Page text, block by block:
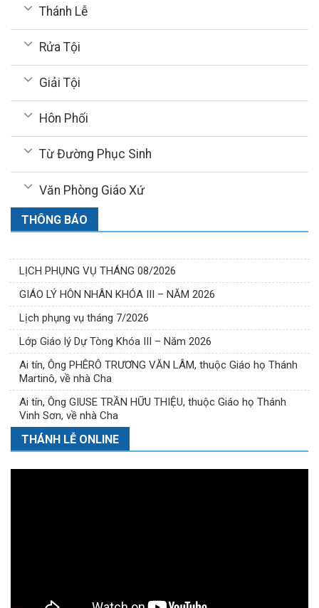
Thánh Lễ
Rửa Tội
Giải Tội
Hôn Phối
Từ Đường Phục Sinh
Văn Phòng Giáo Xứ
THÔNG BÁO
LỊCH PHỤNG VỤ THÁNG 08/2026
GIÁO LÝ HÔN NHÂN KHÓA III – NĂM 2026
Lịch phụng vụ tháng 7/2026
Lớp Giáo lý Dự Tòng Khóa III – Năm 2026
Ai tín, Ông PHÊRÔ TRƯƠNG VĂN LÂM, thuộc Giáo họ Thánh
Martinô, về nhà Cha
Ai tín, Ông GIUSE TRẦN HỮU THIỆU, thuộc Giáo họ Thánh
Vinh Sơn, về nhà Cha
THÁNH LỄ ONLINE